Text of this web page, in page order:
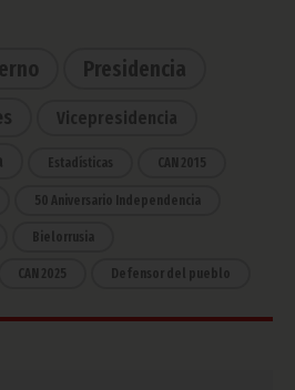
Presidencia
Vicepresidencia
Estadísticas CAN 2015
50 Aniversario Independencia
Bielorrusia
CAN 2025 Defensor del pueblo